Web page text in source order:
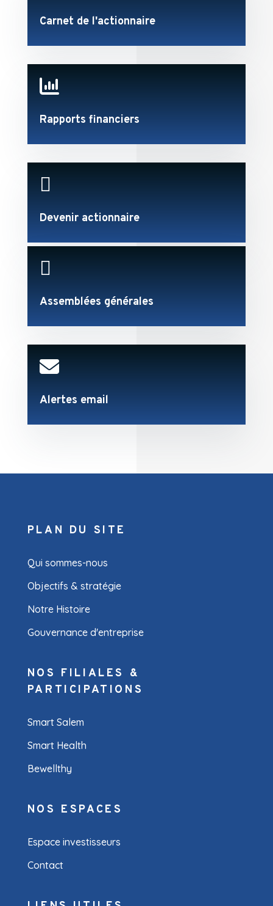
Carnet de l'actionnaire

Rapports financiers

Devenir actionnaire

Assemblées générales

Alertes email
PLAN DU SITE
Qui sommes-nous
Objectifs & stratégie
Notre Histoire
Gouvernance d'entreprise
NOS FILIALES &
PARTICIPATIONS
Smart Salem
Smart Health
Bewellthy
NOS ESPACES
Espace investisseurs
Contact